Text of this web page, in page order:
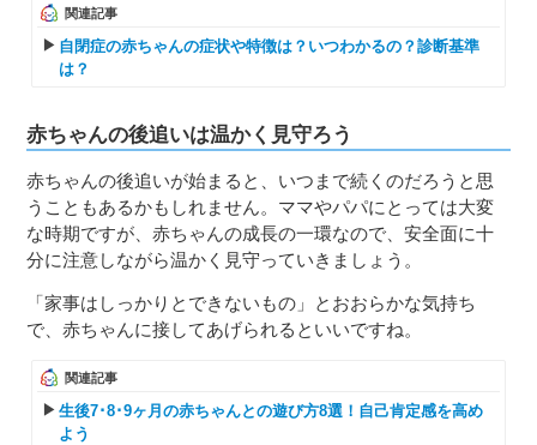
関連記事
自閉症の赤ちゃんの症状や特徴は？いつわかるの？診断基準
は？
赤ちゃんの後追いは温かく見守ろう
赤ちゃんの後追いが始まると、いつまで続くのだろうと思
うこともあるかもしれません。ママやパパにとっては大変
な時期ですが、赤ちゃんの成長の一環なので、安全面に十
分に注意しながら温かく見守っていきましょう。
「家事はしっかりとできないもの」とおおらかな気持ち
で、赤ちゃんに接してあげられるといいですね。
関連記事
生後7･8･9ヶ月の赤ちゃんとの遊び方8選！自己肯定感を高め
よう